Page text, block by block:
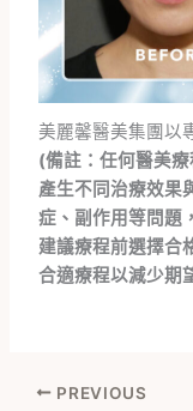
美麗馨醫美集團以
(備註：任何醫美
產生不同治療效果
症、副作用等問題
建議療程前選擇合
合適療程以減少期
PREVIOUS